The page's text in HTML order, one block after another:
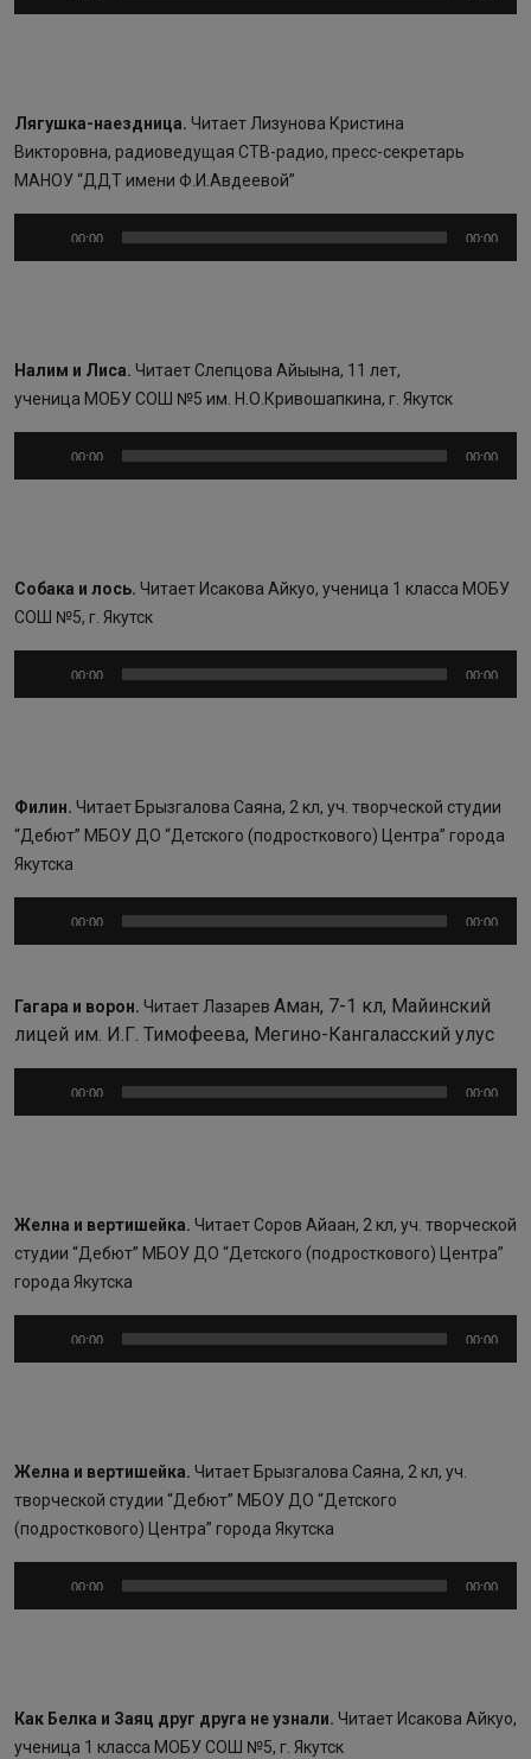
Лягушка-наездница. Читает Лизунова Кристина
Викторовна, радиоведущая СТВ-радио, пресс-секретарь
МАНОУ “ДДТ имени Ф.И.Авдеевой”
00:00 00:00
Налим и Лиса. ЧитаетСлепцова Айыына, 11 лет,
ученица МОБУ СОШ №5 им. Н.О.Кривошапкина, г. Якутск
00:00 00:00
Собака и лось. Читает Исакова Айкуо, ученица 1 класса МОБУ
СОШ №5, г. Якутск
00:00 00:00
Филин. ЧитаетБрызгалова Саяна, 2 кл, уч. творческой студии
“Дебют” МБОУ ДО “Детского (подросткового) Центра” города
Якутска
00:00 00:00
Гагара и ворон. Читает Лазарев Аман, 7-1 кл, Майинский
лицей им. И.Г. Тимофеева, Мегино-Кангаласский улус
00:00 00:00
Желна и вертишейка. Читает Соров Айаан, 2 кл, уч. творческой
студии “Дебют” МБОУ ДО “Детского (подросткового) Центра”
города Якутска
00:00 00:00
Желна и вертишейка. Читает Брызгалова Саяна, 2 кл, уч.
творческой студии “Дебют” МБОУ ДО “Детского
(подросткового) Центра” города Якутска
00:00 00:00
Как Белка и Заяц друг друга не узнали. Читает Исакова Айкуо,
ученица 1 класса МОБУ СОШ №5, г. Якутск